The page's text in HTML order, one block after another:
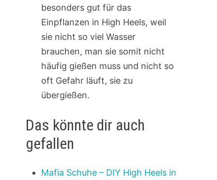
besonders gut für das
Einpflanzen in High Heels, weil
sie nicht so viel Wasser
brauchen, man sie somit nicht
häufig gießen muss und nicht so
oft Gefahr läuft, sie zu
übergießen.
Das könnte dir auch
gefallen
Mafia Schuhe – DIY High Heels in